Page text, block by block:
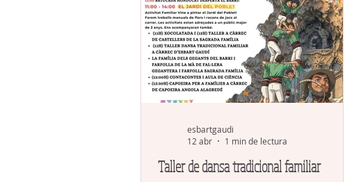
Taller de dansa tradicional familiar
esbartgaudi
12 abr
1 min de lectura